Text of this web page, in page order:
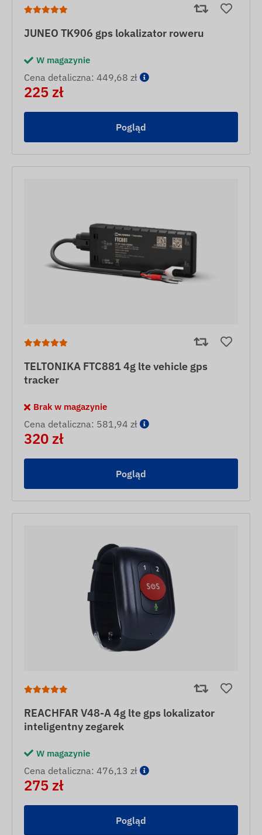
JUNEO TK906 gps lokalizator roweru
W magazynie
Cena detaliczna: 449,68 zł
225 zł
Pogląd
TELTONIKA FTC881 4g lte vehicle gps
tracker
Brak w magazynie
Cena detaliczna: 581,94 zł
320 zł
Pogląd
REACHFAR V48-A 4g lte gps lokalizator
inteligentny zegarek
W magazynie
Cena detaliczna: 476,13 zł
275 zł
Pogląd